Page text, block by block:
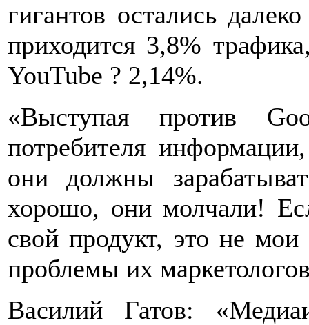
гигантов остались
приходится 3,8%
YouTube ? 2,14%.
«Выступая против
потребителя
они должны
хорошо, они молчали!
свой продукт, это не
проблемы их
Василий Гатов: